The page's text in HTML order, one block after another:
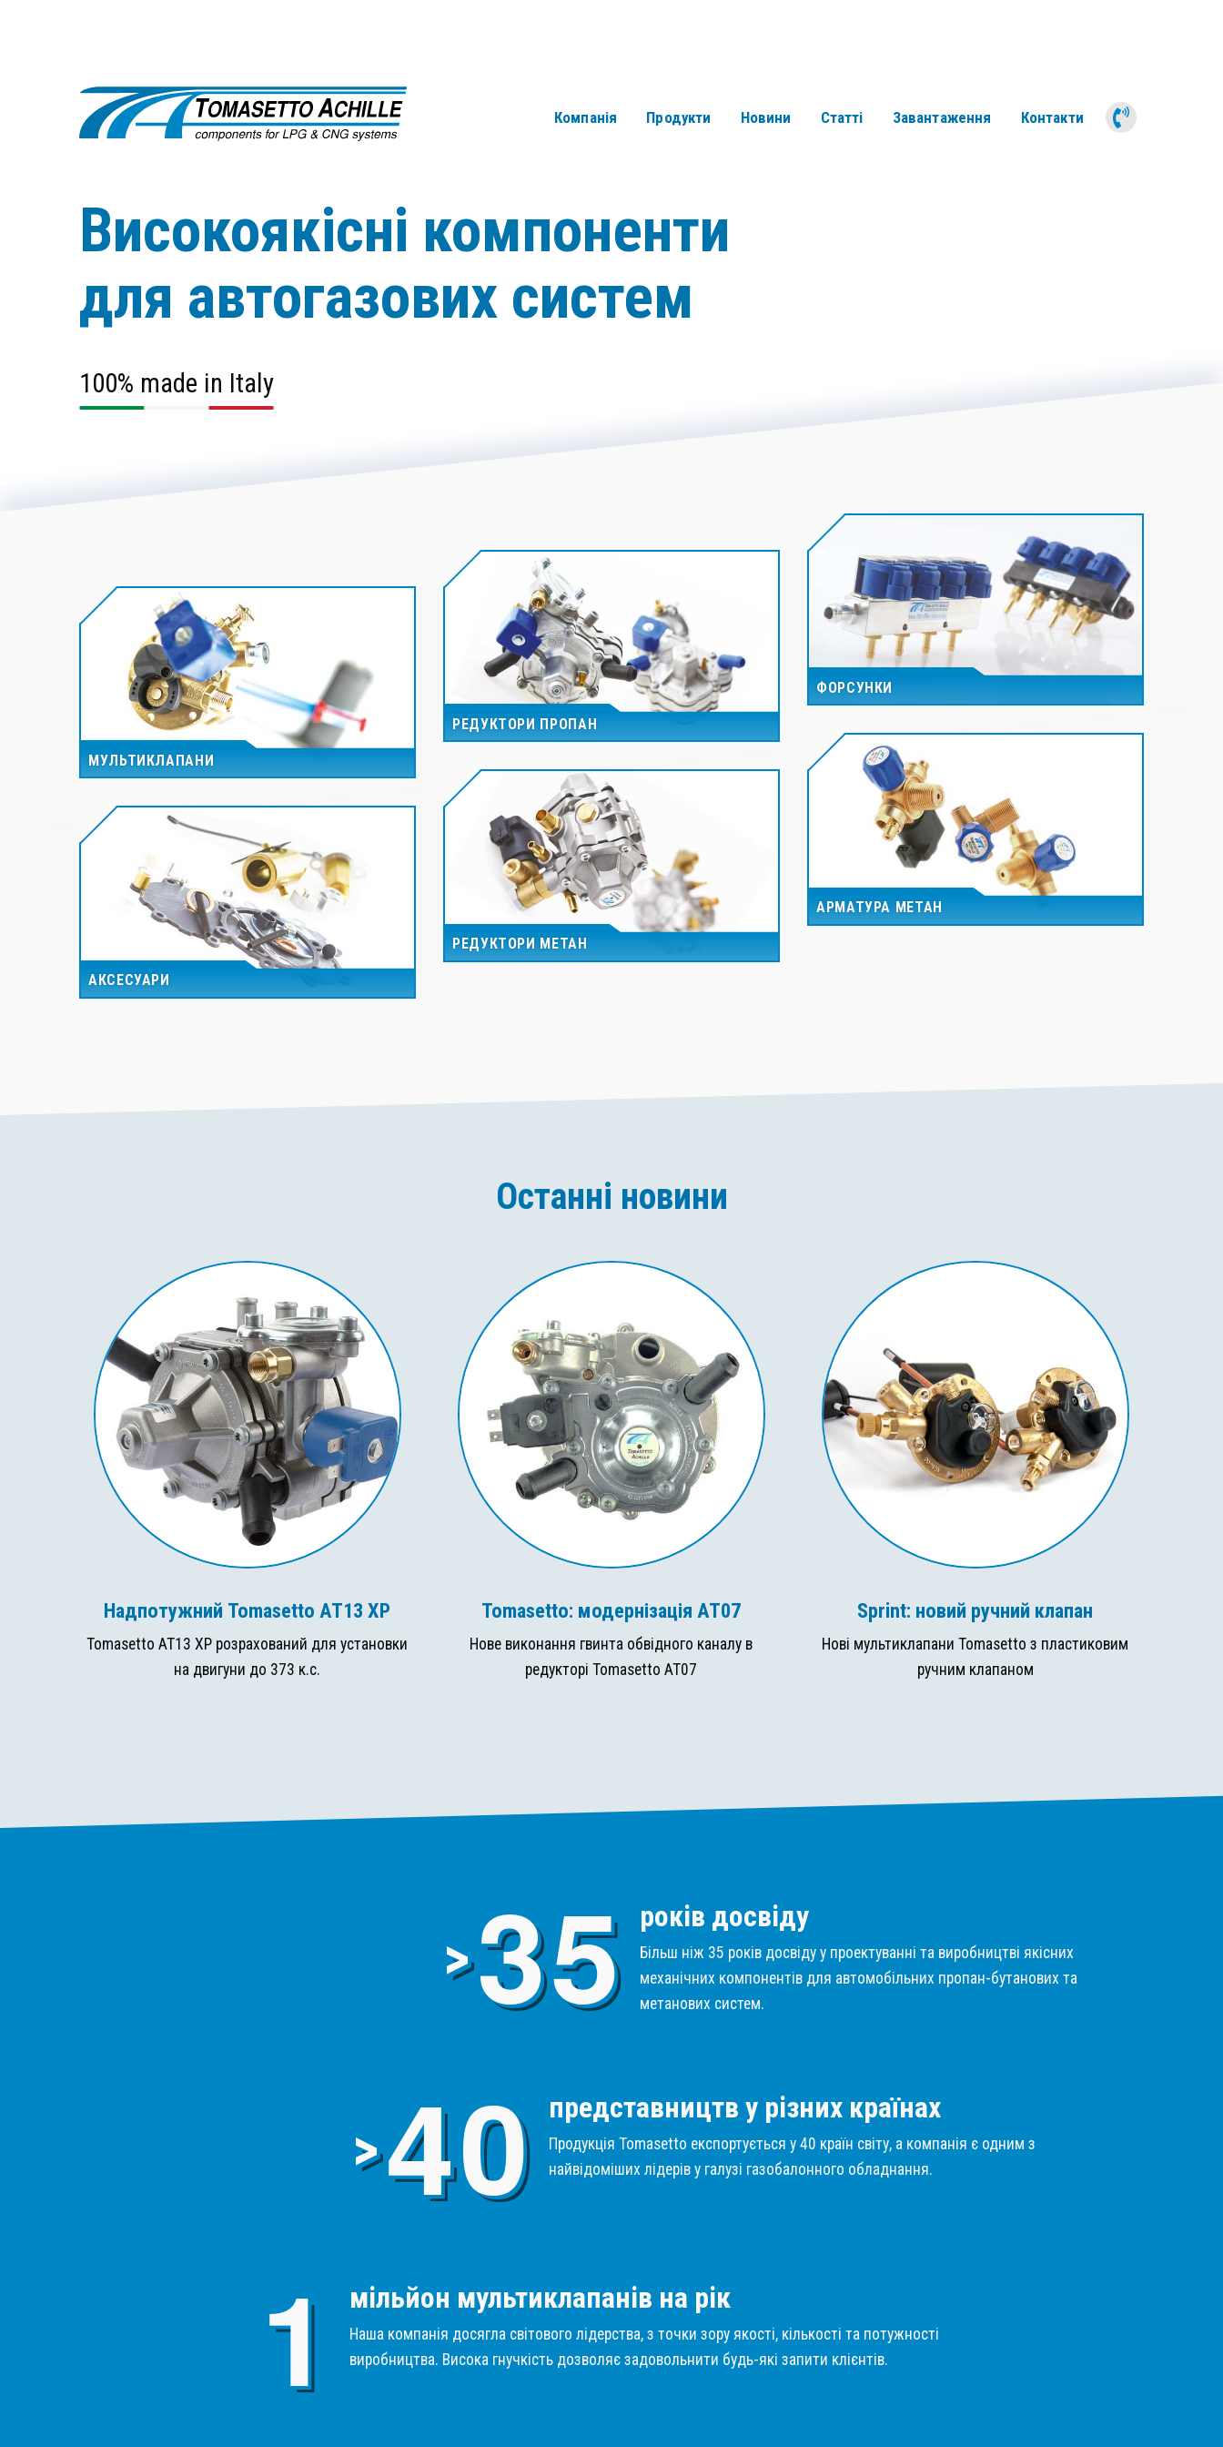
Компанія Продукти Новини Статті Завантаження Контакти
Високоякісні компоненти
для автогазових систем
100% made in Italy
МУЛЬТИКЛАПАНИ
РЕДУКТОРИ ПРОПАН
ФОРСУНКИ
АКСЕСУАРИ
РЕДУКТОРИ МЕТАН
АРМАТУРА МЕТАН
Останні новини
Надпотужний Tomasetto AT13 XP
Tomasetto AT13 XP розрахований для установки
на двигуни до 373 к.с.
Tomasetto: модернізація AT07
Нове виконання гвинта обвідного каналу в
редукторі Tomasetto AT07
Sprint: новий ручний клапан
Нові мультиклапани Tomasetto з пластиковим
ручним клапаном
>3
5
років досвіду
Більш ніж 35 років досвіду у проектуванні та виробництві якісних
механічних компонентів для автомобільних пропан-бутанових та
метанових систем.
>4
0
представництв у різних країнах
Продукція Tomasetto експортується у 40 країн світу, а компанія є одним з
найвідоміших лідерів у галузі газобалонного обладнання.
1
мільйон мультиклапанів на рік
Наша компанія досягла світового лідерства, з точки зору якості, кількості та потужності
виробництва. Висока гнучкість дозволяє задовольнити будь-які запити клієнтів.